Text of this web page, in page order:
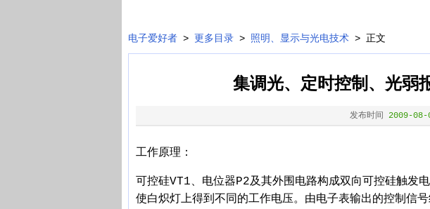
电子爱好者 >更多目录 > 照明、显示与光电技术 > 正文
集调光、定时控制、光弱
发布时间 2009-08-
工作原理：
可控硅VT1、电位器P2及其外围电路构成双向可控硅触发
使白炽灯上得到不同的工作电压。由电子表输出的控制信